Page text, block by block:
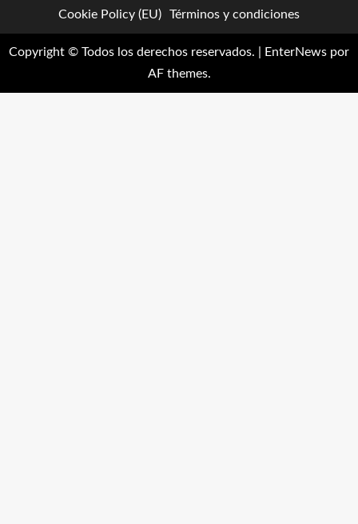
Cookie Policy (EU)
Términos y condiciones
Copyright © Todos los derechos reservados. EnterNews por
AF themes.